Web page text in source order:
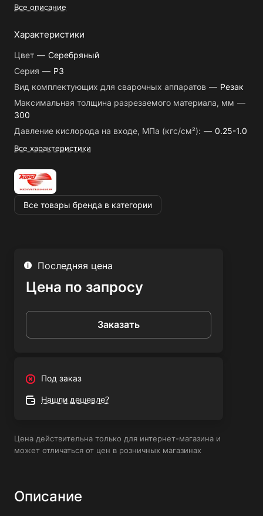
в использовании, этот резак станет незаменимым
металла.
Длина резака составляет 100 см, что позволяет работать
с достаточно большими деталями. Мощность резки
высокомощная, поэтому резак легко справляется с
различными материалами. Количество трубок в резаке –
трехтрубное, что обеспечивает более равномерное
распределение газа и повышает качество сварки. Кроме
того, резак имеет прямую геометрию подводящих
работе.
Преимущества:
- Удобный и надежный инструмент для сварки и резки
количество трубок для равномерного распределения
газа.
Резак пропановый КОРД Р-04П – полезный выбор для
тех, кто ищет надежный и удобный инструмент для
сварки и резки металла. Благодаря своим
металла.
Все описание
Характеристики
Цвет — Серебряный
Серия — Р3
Вид комплектующих для сварочных аппаратов — Резак
Максимальная толщина разрезаемого материала, мм —
300
Давление кислорода на входе, МПа (кгс/см²): — 0.25-1.0
Все характеристики
Все товары бренда в категории
Последняя цена
Цена по запросу
Заказать
Под заказ
Нашли дешевле?
Цена действительна только для интернет-магазина и
может отличаться от цен в розничных магазинах
Описание